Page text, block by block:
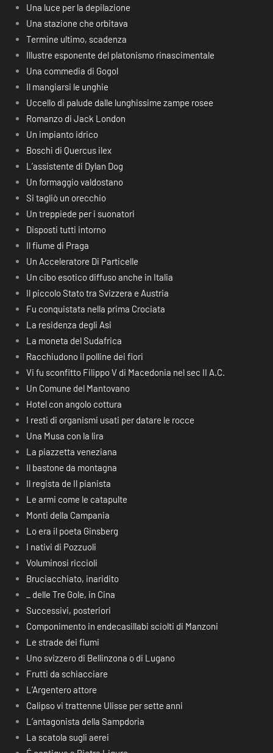
Una luce per la depilazione
Una stazione che orbitava
Termine ultimo, scadenza
Illustre esponente del platonismo rinascimentale
Una commedia di Gogol
Il mangiarsi le unghie
Uccello di palude dalle lunghissime zampe rosee
Romanzo di Jack London
Un impianto idrico
Boschi di Quercus ilex
L’assistente di Dylan Dog
Un formaggio valdostano
Si tagliò un orecchio
Un treppiede per i suonatori
Disposti tutti intorno
Il fiume di Praga
Un Acceleratore Di Particelle
Un cibo esotico diffuso anche in Italia
Il piccolo Stato tra Svizzera e Austria
Fu conquistata nella prima Crociata
La residenza degli Asi
La moneta del Sudafrica
Racchiudono il polline dei fiori
Vi fu sconfitto Filippo V di Macedonia nel sec II A.C.
Un Comune del Mantovano
Hotel con angolo cottura
I resti di organismi usati per datare le rocce
Una Musa con la lira
La piazzetta veneziana
Il bastone da montagna
Il regista de Il pianista
Le armi come le catapulte
Monti della Campania
Lo era il poeta Ginsberg
I nativi di Pozzuoli
Voluminosi riccioli
Bruciacchiato, inaridito
_ delle Tre Gole, in Cina
Successivi, posteriori
Componimento in endecasillabi sciolti di Manzoni
Le strade dei fiumi
Uno svizzero di Bellinzona o di Lugano
Frutti da schiacciare
L’Argentero attore
Calipso vi trattenne Ulisse per sette anni
L’antagonista della Sampdoria
La scatola sugli aerei